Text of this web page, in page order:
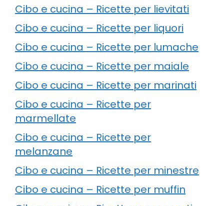
Cibo e cucina – Ricette per lievitati
Cibo e cucina – Ricette per liquori
Cibo e cucina – Ricette per lumache
Cibo e cucina – Ricette per maiale
Cibo e cucina – Ricette per marinati
Cibo e cucina – Ricette per
marmellate
Cibo e cucina – Ricette per
melanzane
Cibo e cucina – Ricette per minestre
Cibo e cucina – Ricette per muffin